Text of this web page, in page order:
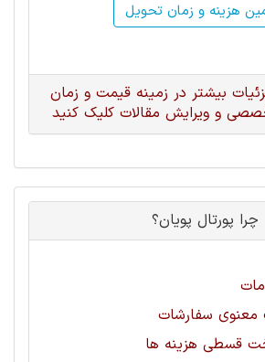
هزینه و زمان تحویل
بیشتر در زمینه قیمت و زمان
و ویرایش مقالات کلیک کنید
چرا پورتال پویان؟
معنوی سفارشات
قسطی هزینه ها